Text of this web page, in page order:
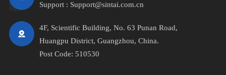
Support : Support@sintai.com.cn
4F, Scientific Building, No. 63 Punan Road,
Huangpu District, Guangzhou, China.
Post Code: 510530